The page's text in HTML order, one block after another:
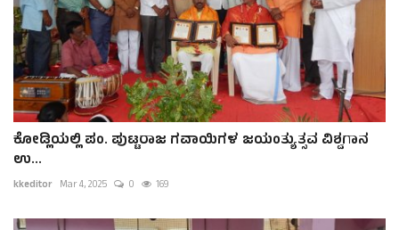
ಕೋಡ್ಲಿಯಲ್ಲಿ ಪಂ. ಪುಟ್ಟರಾಜ ಗವಾಯಿಗಳ ಜಯಂತ್ಯುತ್ಸವ ವಿಶ್ವಗಾನ
ಉ...
kkeditor Mar 4, 2025 0 169